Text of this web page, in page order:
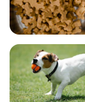
食事